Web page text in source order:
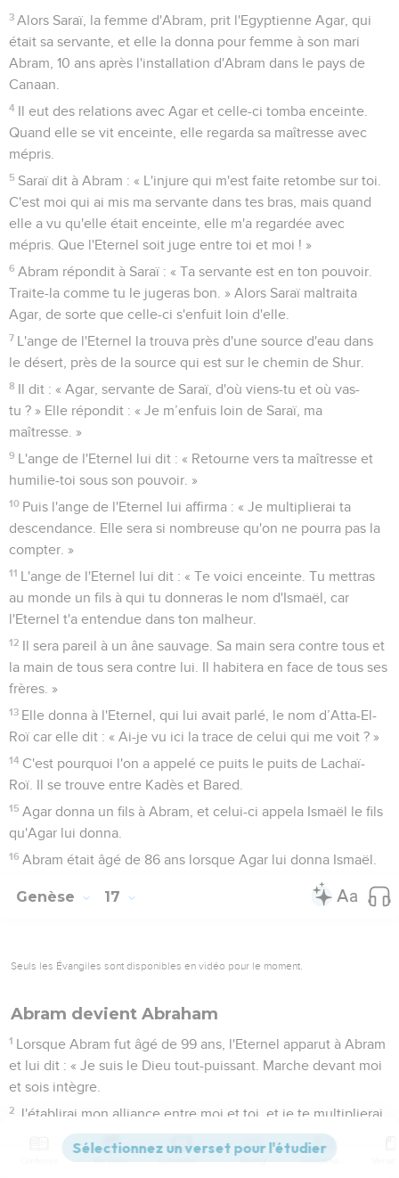
3 Alors Saraï, la femme d'Abram, prit l'Egyptienne Agar, qui
était sa servante, et elle la donna pour femme à son mari
Abram, 10 ans après l'installation d'Abram dans le pays de
Canaan.
4 Il eut des relations avec Agar et celle-ci tomba enceinte.
Quand elle se vit enceinte, elle regarda sa maîtresse avec
mépris.
5 Saraï dit à Abram : « L'injure qui m'est faite retombe sur toi.
C'est moi qui ai mis ma servante dans tes bras, mais quand
elle a vu qu'elle était enceinte, elle m'a regardée avec
mépris. Que l'Eternel soit juge entre toi et moi ! »
6 Abram répondit à Saraï : « Ta servante est en ton pouvoir.
Traite-la comme tu le jugeras bon. » Alors Saraï maltraita
Agar, de sorte que celle-ci s'enfuit loin d'elle.
7 L'ange de l'Eternel la trouva près d'une source d'eau dans
le désert, près de la source qui est sur le chemin de Shur.
8 Il dit : « Agar, servante de Saraï, d'où viens-tu et où vas-
tu ? » Elle répondit : « Je m’enfuis loin de Saraï, ma
maîtresse. »
9 L'ange de l'Eternel lui dit : « Retourne vers ta maîtresse et
humilie-toi sous son pouvoir. »
10 Puis l'ange de l'Eternel lui affirma : « Je multiplierai ta
descendance. Elle sera si nombreuse qu'on ne pourra pas la
compter. »
11 L'ange de l'Eternel lui dit : « Te voici enceinte. Tu mettras
au monde un fils à qui tu donneras le nom d'Ismaël, car
l'Eternel t'a entendue dans ton malheur.
12 Il sera pareil à un âne sauvage. Sa main sera contre tous et
la main de tous sera contre lui. Il habitera en face de tous ses
frères. »
13 Elle donna à l'Eternel, qui lui avait parlé, le nom d’Atta-El-
Roï car elle dit : « Ai-je vu ici la trace de celui qui me voit ? »
14 C'est pourquoi l'on a appelé ce puits le puits de Lachaï-
Roï. Il se trouve entre Kadès et Bared.
15 Agar donna un fils à Abram, et celui-ci appela Ismaël le fils
qu'Agar lui donna.
16 Abram était âgé de 86 ans lorsque Agar lui donna Ismaël.
Genèse 17
Seuls les Évangiles sont disponibles en vidéo pour le moment.
Abram devient Abraham
1 Lorsque Abram fut âgé de 99 ans, l'Eternel apparut à Abram
et lui dit : « Je suis le Dieu tout-puissant. Marche devant moi
et sois intègre.
2
J'établirai mon alliance entre moi et toi, et je te multiplierai
considérablement. »
Abram tomba le visage contre terre, et Dieu lui dit :
Versions Commentaires Strong